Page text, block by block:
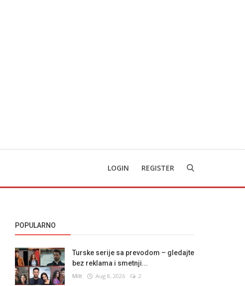
LOGIN REGISTER
POPULARNO
Turske serije sa prevodom – gledajte
bez reklama i smetnji...
Milt Aug 8, 2026 2